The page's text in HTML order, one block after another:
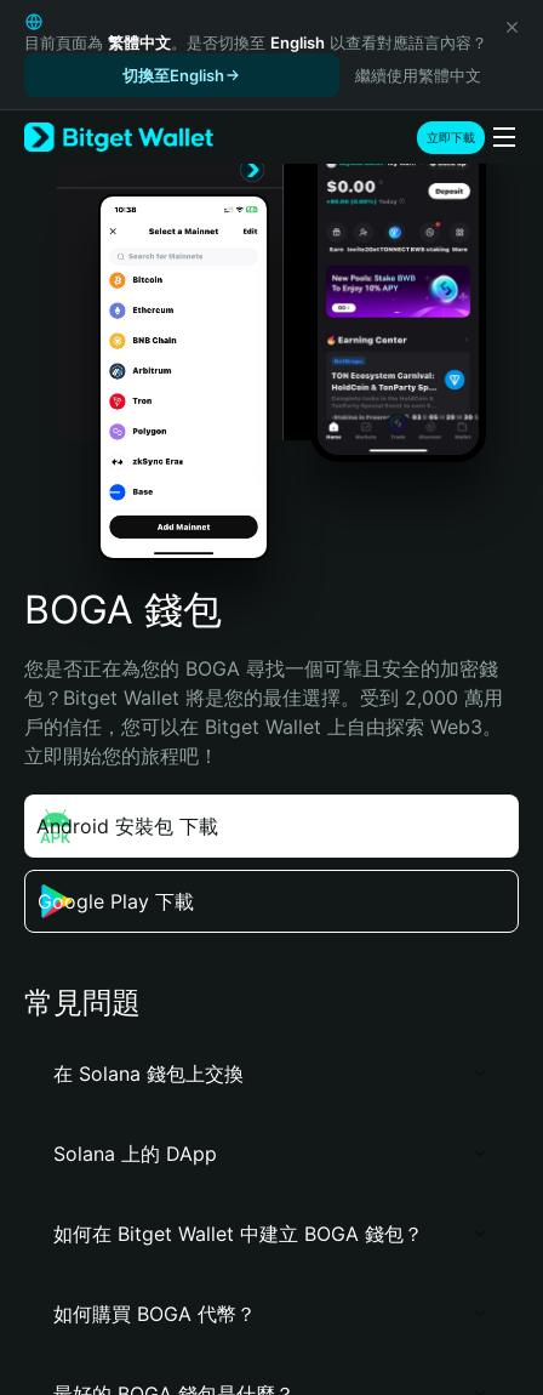
English
日本語
Русский
Español (Latinoamérica)
Türkçe
Português (Portugal)
Bahasa Indonesia
Português (Brasil)
Español (Argentina)
目前頁面為 繁體中文。是否切換至 English 以查看對應語言內容？
切換至English
繼續使用繁體中文
立即下載
BOGA 錢包
您是否正在為您的 BOGA 尋找一個可靠且安全的加密錢
包？Bitget Wallet 將是您的最佳選擇。受到 2,000 萬用
戶的信任，您可以在 Bitget Wallet 上自由探索 Web3。
立即開始您的旅程吧！
Android 安裝包 下載
Google Play 下載
常見問題
在 Solana 錢包上交換
Solana 上的 DApp
如何在 Bitget Wallet 中建立 BOGA 錢包？
如何購買 BOGA 代幣？